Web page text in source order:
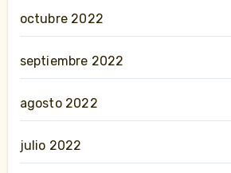
octubre 2022
septiembre 2022
agosto 2022
julio 2022